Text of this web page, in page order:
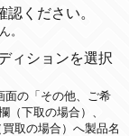
ください。
。
ィションを選択
面の「その他、ご希
（下取の場合）、
取の場合）へ製品名